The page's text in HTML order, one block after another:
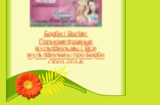
Барби / Barbie:
Полнометражные
мультфильмы / Все
мультфильмы про Барби
(2001-2014)